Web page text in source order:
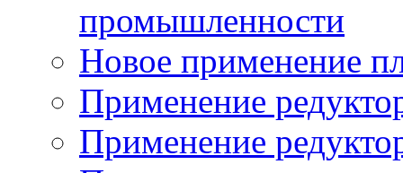
промышленности
Новое применение
Применение
Применение